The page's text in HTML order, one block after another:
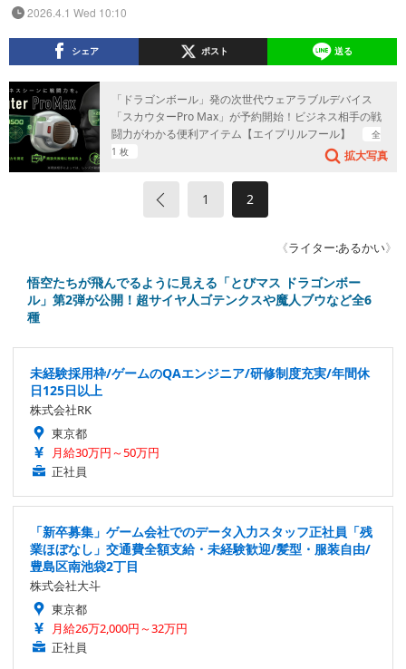
2026.4.1 Wed 10:10
シェア ポスト 送る
「ドラゴンボール」発の次世代ウェアラブルデバイス
「スカウターPro Max」が予約開始！ビジネス相手の戦
闘力がわかる便利アイテム【エイプリルフール】
全
1 枚
拡大写真
1 2
《ライター:あるかい》
悟空たちが飛んでるように見える「とびマス ドラゴンボー
ル」第2弾が公開！超サイヤ人ゴテンクスや魔人ブウなど全6
種
未経験採用枠/ゲームのQAエンジニア/研修制度充実/年間休
日125日以上
株式会社RK
東京都
月給30万円～50万円
正社員
「新卒募集」ゲーム会社でのデータ入力スタッフ正社員「残
業ほぼなし」交通費全額支給・未経験歓迎/髪型・服装自由/
豊島区南池袋2丁目
株式会社大斗
東京都
月給26万2,000円～32万円
正社員